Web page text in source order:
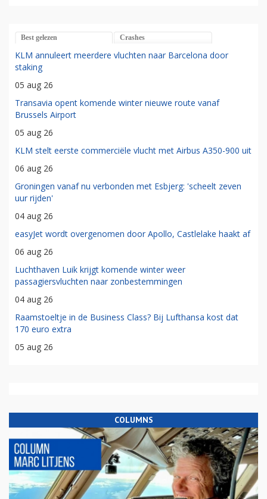
Best gelezen Crashes
KLM annuleert meerdere vluchten naar Barcelona door
staking
05 aug 26
Transavia opent komende winter nieuwe route vanaf
Brussels Airport
05 aug 26
KLM stelt eerste commerciële vlucht met Airbus A350-900 uit
06 aug 26
Groningen vanaf nu verbonden met Esbjerg: 'scheelt zeven
uur rijden'
04 aug 26
easyJet wordt overgenomen door Apollo, Castlelake haakt af
06 aug 26
Luchthaven Luik krijgt komende winter weer
passagiersvluchten naar zonbestemmingen
04 aug 26
Raamstoeltje in de Business Class? Bij Lufthansa kost dat
170 euro extra
05 aug 26
COLUMNS